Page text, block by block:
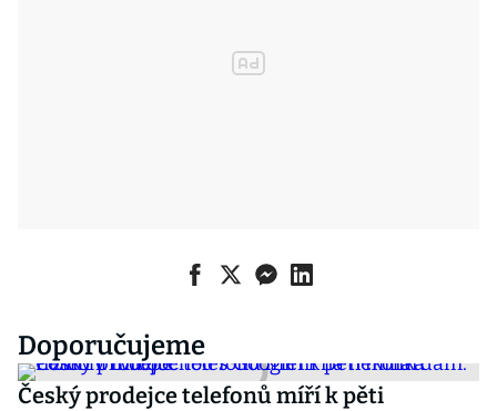
Doporučujeme
Český prodejce telefonů míří k pěti